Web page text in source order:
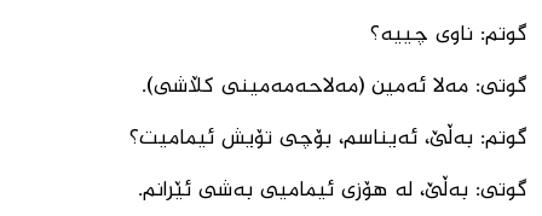
گوتم: ناوى چییه‌؟
گوتى: مه‌لا ئه‌مین (مه‌لاحه‌مه‌مینى کڵاشى).
گوتم: به‌ڵێ، ئه‌یناسم، بۆچى تۆیش ئیمامیت؟
گوتى: به‌ڵێ، له ‌هۆزى ئیمامیی به‌شى ئێرانم.